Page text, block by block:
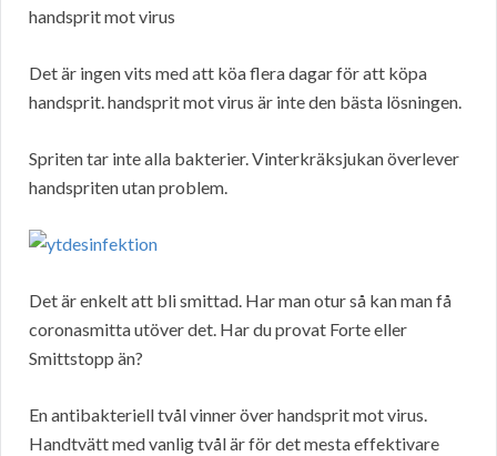
handsprit mot virus
Det är ingen vits med att köa flera dagar för att köpa
handsprit. handsprit mot virus är inte den bästa lösningen.
Spriten tar inte alla bakterier. Vinterkräksjukan överlever
handspriten utan problem.
Det är enkelt att bli smittad. Har man otur så kan man få
coronasmitta utöver det. Har du provat Forte eller
Smittstopp än?
En antibakteriell tvål vinner över handsprit mot virus.
Handtvätt med vanlig tvål är för det mesta effektivare